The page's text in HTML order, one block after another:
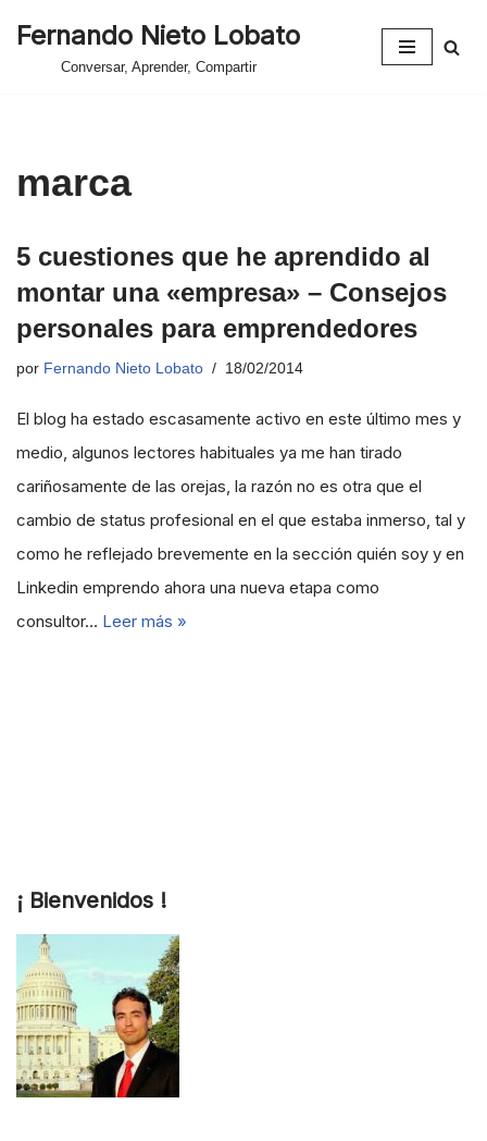
Fernando Nieto Lobato
Conversar, Aprender, Compartir
marca
5 cuestiones que he aprendido al
montar una «empresa» – Consejos
personales para emprendedores
por Fernando Nieto Lobato 18/02/2014
El blog ha estado escasamente activo en este último mes y
medio, algunos lectores habituales ya me han tirado
cariñosamente de las orejas, la razón no es otra que el
cambio de status profesional en el que estaba inmerso, tal y
como he reflejado brevemente en la sección quién soy y en
Linkedin emprendo ahora una nueva etapa como
consultor… Leer más »
¡ Bienvenidos !